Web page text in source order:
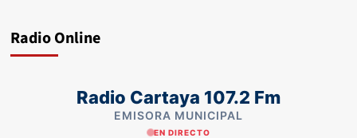
Radio Online
Radio Cartaya 107.2 Fm
EMISORA MUNICIPAL
EN DIRECTO